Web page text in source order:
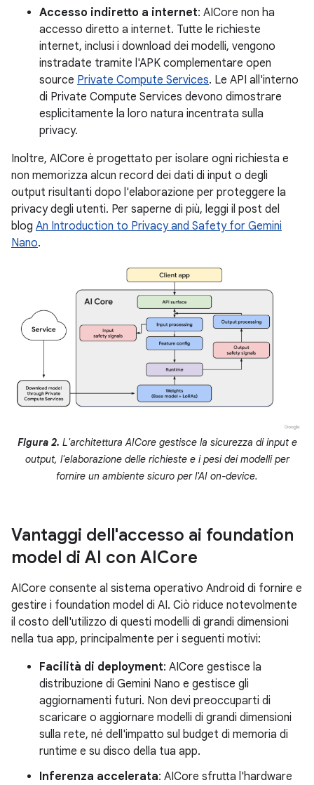
Accesso indiretto a internet: AICore non ha
accesso diretto a internet. Tutte le richieste
internet, inclusi i download dei modelli, vengono
instradate tramite l'APK complementare open
source Private Compute Services. Le API all'interno
di Private Compute Services devono dimostrare
esplicitamente la loro natura incentrata sulla
privacy.
Inoltre, AICore è progettato per isolare ogni richiesta e
non memorizza alcun record dei dati di input o degli
output risultanti dopo l'elaborazione per proteggere la
privacy degli utenti. Per saperne di più, leggi il post del
blog An Introduction to Privacy and Safety for Gemini
Nano.
Figura 2. L'architettura AICore gestisce la sicurezza di input e
output, l'elaborazione delle richieste e i pesi dei modelli per
fornire un ambiente sicuro per l'AI on-device.
Vantaggi dell'accesso ai foundation
model di AI con AICore
AICore consente al sistema operativo Android di fornire e
gestire i foundation model di AI. Ciò riduce notevolmente
il costo dell'utilizzo di questi modelli di grandi dimensioni
nella tua app, principalmente per i seguenti motivi:
Facilità di deployment: AICore gestisce la
distribuzione di Gemini Nano e gestisce gli
aggiornamenti futuri. Non devi preoccuparti di
scaricare o aggiornare modelli di grandi dimensioni
sulla rete, né dell'impatto sul budget di memoria di
runtime e su disco della tua app.
Inferenza accelerata: AICore sfrutta l'hardware